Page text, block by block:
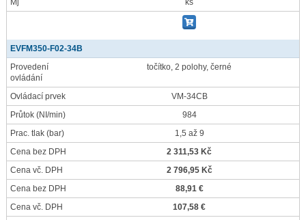
Mj ks
EVFM350-F02-34B
Provedení
ovládání
točítko, 2 polohy, černé
Ovládací prvek
VM-34CB
Průtok (NI/min)
984
Prac. tlak (bar)
1,5 až 9
Cena bez DPH
2 311,53 Kč
Cena vč. DPH
2 796,95 Kč
Cena bez DPH
88,91 €
Cena vč. DPH
107,58 €